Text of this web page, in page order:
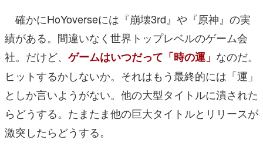
確かにHoYoverseには 『崩壊3rd』 や 『原神』 の実
績がある。間違いなく世界トップレベルのゲーム会
社。だけど、 ゲームはいつだって「時の運」 なのだ。
ヒットするかしないか。それはもう最終的には「運」
としか言いようがない。他の大型タイトルに潰された
らどうする。たまたま他の巨大タイトルとリリースが
激突したらどうする。